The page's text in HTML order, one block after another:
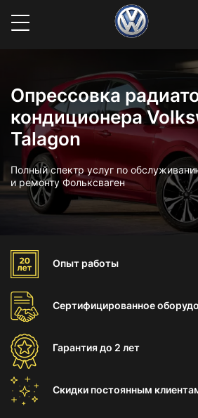
Опрессовка
кондиционера
Talagon
Полный спектр услуг по
и ремонту Фольксваген
Опыт работы
Сертифицированное
Гарантиядо 2 лет
Скидки постоянным